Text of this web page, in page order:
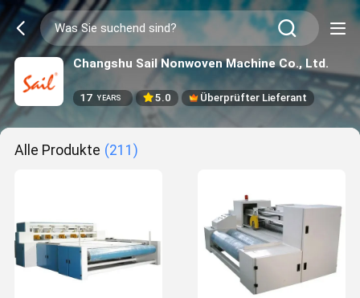
Changshu Sail Nonwoven Machine Co., Ltd.
17 YEARS 5.0 Überprüfter Lieferant
Alle Produkte (211)